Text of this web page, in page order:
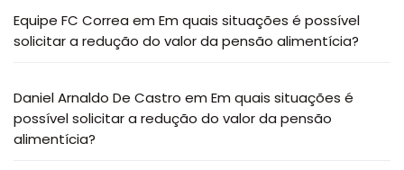
Equipe FC Correa em Em quais situações é possível
solicitar a redução do valor da pensão alimentícia?
Daniel Arnaldo De Castro em Em quais situações é
possível solicitar a redução do valor da pensão
alimentícia?